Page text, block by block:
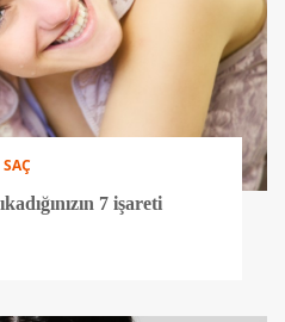
SAÇ
7 işareti